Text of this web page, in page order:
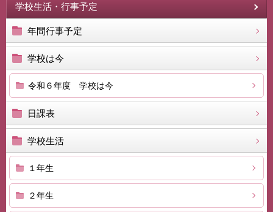
学校生活・行事予定
年間行事予定
学校は今
令和６年度 学校は今
日課表
学校生活
１年生
２年生